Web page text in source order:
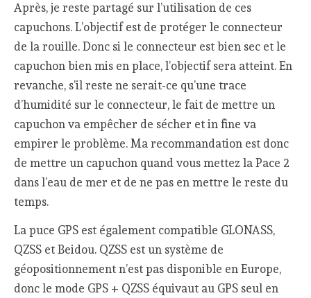
Après, je reste partagé sur l’utilisation de ces
capuchons. L’objectif est de protéger le connecteur
de la rouille. Donc si le connecteur est bien sec et le
capuchon bien mis en place, l’objectif sera atteint. En
revanche, s’il reste ne serait-ce qu’une trace
d’humidité sur le connecteur, le fait de mettre un
capuchon va empêcher de sécher et in fine va
empirer le problème. Ma recommandation est donc
de mettre un capuchon quand vous mettez la Pace 2
dans l’eau de mer et de ne pas en mettre le reste du
temps.
La puce GPS est également compatible GLONASS,
QZSS et Beidou. QZSS est un système de
géopositionnement n’est pas disponible en Europe,
donc le mode GPS + QZSS équivaut au GPS seul en